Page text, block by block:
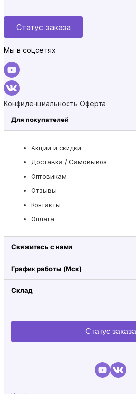
Статус заказа
Мы в соцсетях
Конфиденциальность Оферта
Для покупателей
Акции и скидки
Доставка / Самовывоз
Оптовикам
Отзывы
Контакты
Оплата
Свяжитесь с нами
График работы (Мск)
Склад
Статус заказа